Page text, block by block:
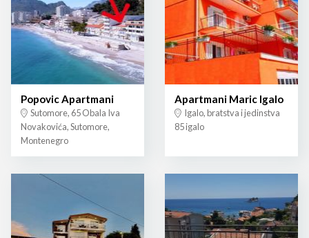
Popovic Apartmani
Sutomore, 65 Obala Iva
Novakovića, Sutomore,
Montenegro
Apartmani Maric Igalo
Igalo, bratstva i jedinstva
85 igalo